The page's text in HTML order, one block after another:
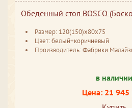
Обеденный стол BOSCO
Размер: 120(150)х80х75
Цвет: белый+коричневый
Производитель: Фабрики
в наличии
Цена: 21 945